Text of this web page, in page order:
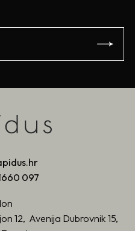
097
12, Avenija Dubrovnik 15,